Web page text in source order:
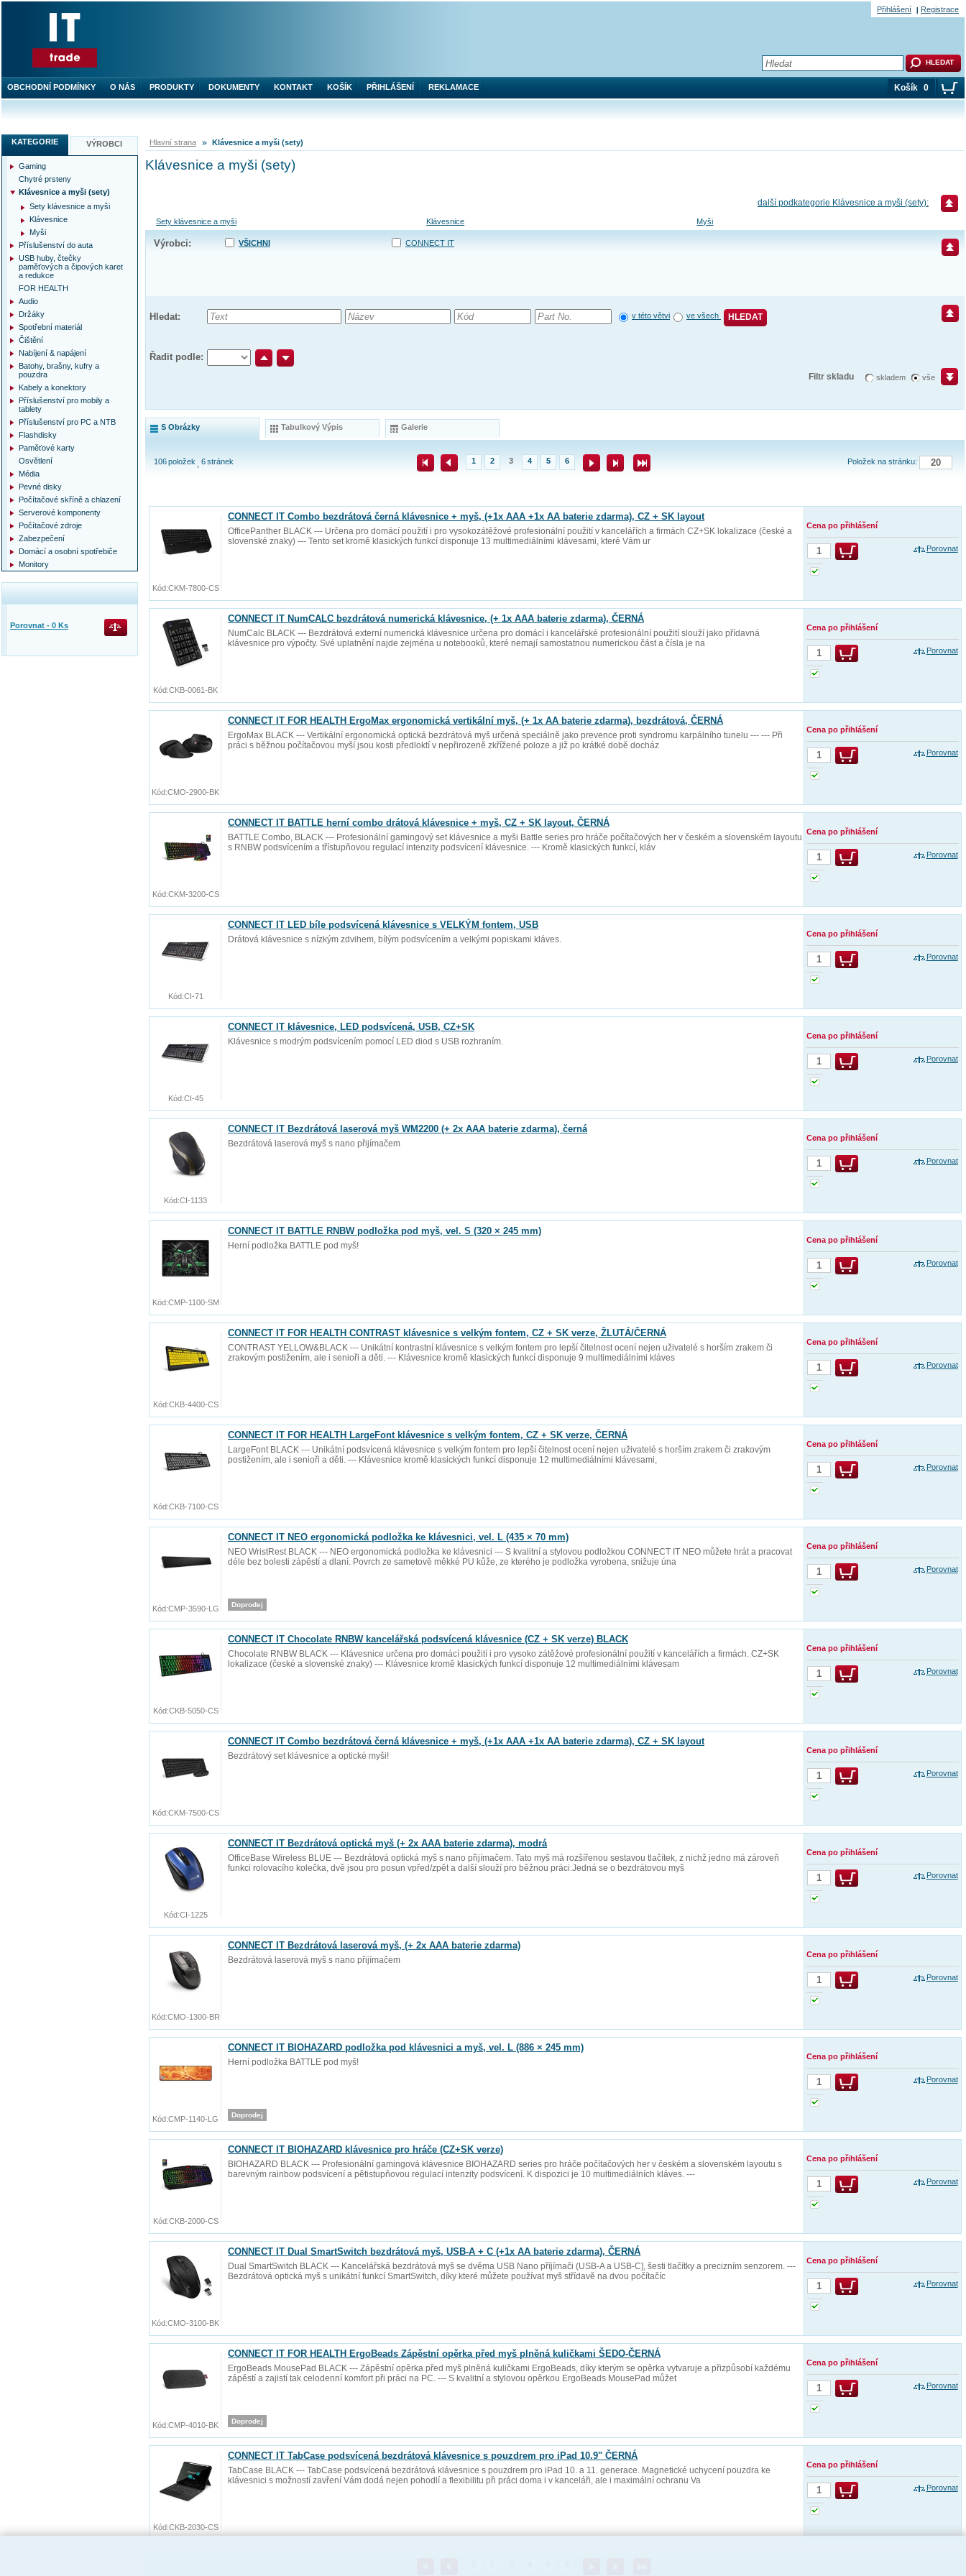
Hlavní strana Klávesnice a myši (sety)
Klávesnice a myši (sety)
další podkategorie Klávesnice a myši (sety):
Sety klávesnice a myši Klávesnice Myši
Výrobci: VŠICHNI CONNECT IT
Hledat: v této větvi ve všech HLEDAT
Řadit podle:
Filtr skladu skladem vše
S Obrázky Tabulkový Výpis Galerie
Položek na stránku:
106položek 6stránek 1 2 3 4 5 6
CONNECT IT Combo bezdrátová černá klávesnice + myš, (+1x AAA +1x AA baterie zdarma), CZ + SK layout
OfficePanther BLACK --- Určena pro domácí použití i pro vysokozátěžové profesionální použití v kancelářích a firmách CZ+SK lokalizace (české a
slovenské znaky) --- Tento set kromě klasických funkcí disponuje 13 multimediálními klávesami, které Vám ur
Kód:CKM-7800-CS
Cena po přihlášení
Porovnat
CONNECT IT NumCALC bezdrátová numerická klávesnice, (+ 1x AAA baterie zdarma), ČERNÁ
NumCalc BLACK --- Bezdrátová externí numerická klávesnice určena pro domácí i kancelářské profesionální použití slouží jako přídavná
klávesnice pro výpočty. Své uplatnění najde zejména u notebooků, které nemají samostatnou numerickou část a čísla je na
Kód:CKB-0061-BK
Cena po přihlášení
Porovnat
CONNECT IT FOR HEALTH ErgoMax ergonomická vertikální myš, (+ 1x AA baterie zdarma), bezdrátová, ČERNÁ
ErgoMax BLACK --- Vertikální ergonomická optická bezdrátová myš určená speciálně jako prevence proti syndromu karpálního tunelu --- --- Při
práci s běžnou počítačovou myší jsou kosti předloktí v nepřirozeně zkřížené poloze a již po krátké době docház
Kód:CMO-2900-BK
Cena po přihlášení
Porovnat
CONNECT IT BATTLE herní combo drátová klávesnice + myš, CZ + SK layout, ČERNÁ
BATTLE Combo, BLACK --- Profesionální gamingový set klávesnice a myši Battle series pro hráče počítačových her v českém a slovenském layoutu
s RNBW podsvícením a třístupňovou regulací intenzity podsvícení klávesnice. --- Kromě klasických funkcí, kláv
Kód:CKM-3200-CS
Cena po přihlášení
Porovnat
CONNECT IT LED bíle podsvícená klávesnice s VELKÝM fontem, USB
Drátová klávesnice s nízkým zdvihem, bílým podsvícením a velkými popiskami kláves.
Kód:CI-71
Cena po přihlášení
Porovnat
CONNECT IT klávesnice, LED podsvícená, USB, CZ+SK
Klávesnice s modrým podsvícením pomocí LED diod s USB rozhraním.
Kód:CI-45
Cena po přihlášení
Porovnat
CONNECT IT Bezdrátová laserová myš WM2200 (+ 2x AAA baterie zdarma), černá
Bezdrátová laserová myš s nano přijímačem
Kód:CI-1133
Cena po přihlášení
Porovnat
CONNECT IT BATTLE RNBW podložka pod myš, vel. S (320 × 245 mm)
Herní podložka BATTLE pod myš!
Kód:CMP-1100-SM
Cena po přihlášení
Porovnat
CONNECT IT FOR HEALTH CONTRAST klávesnice s velkým fontem, CZ + SK verze, ŽLUTÁ/ČERNÁ
CONTRAST YELLOW&BLACK --- Unikátní kontrastní klávesnice s velkým fontem pro lepší čitelnost ocení nejen uživatelé s horším zrakem či
zrakovým postižením, ale i senioři a děti. --- Klávesnice kromě klasických funkcí disponuje 9 multimediálními kláves
Kód:CKB-4400-CS
Cena po přihlášení
Porovnat
CONNECT IT FOR HEALTH LargeFont klávesnice s velkým fontem, CZ + SK verze, ČERNÁ
LargeFont BLACK --- Unikátní podsvícená klávesnice s velkým fontem pro lepší čitelnost ocení nejen uživatelé s horším zrakem či zrakovým
postižením, ale i senioři a děti. --- Klávesnice kromě klasických funkcí disponuje 12 multimediálními klávesami,
Kód:CKB-7100-CS
Cena po přihlášení
Porovnat
CONNECT IT NEO ergonomická podložka ke klávesnici, vel. L (435 × 70 mm)
NEO WristRest BLACK --- NEO ergonomická podložka ke klávesnici --- S kvalitní a stylovou podložkou CONNECT IT NEO můžete hrát a pracovat
déle bez bolesti zápěstí a dlaní. Povrch ze sametově měkké PU kůže, ze kterého je podložka vyrobena, snižuje úna
Doprodej
Kód:CMP-3590-LG
Cena po přihlášení
Porovnat
CONNECT IT Chocolate RNBW kancelářská podsvícená klávesnice (CZ + SK verze) BLACK
Chocolate RNBW BLACK --- Klávesnice určena pro domácí použití i pro vysoko zátěžové profesionální použití v kancelářích a firmách. CZ+SK
lokalizace (české a slovenské znaky) --- Klávesnice kromě klasických funkcí disponuje 12 multimediálními klávesam
Kód:CKB-5050-CS
Cena po přihlášení
Porovnat
CONNECT IT Combo bezdrátová černá klávesnice + myš, (+1x AAA +1x AA baterie zdarma), CZ + SK layout
Bezdrátový set klávesnice a optické myši!
Kód:CKM-7500-CS
Cena po přihlášení
Porovnat
CONNECT IT Bezdrátová optická myš (+ 2x AAA baterie zdarma), modrá
OfficeBase Wireless BLUE --- Bezdrátová optická myš s nano přijímačem. Tato myš má rozšířenou sestavou tlačítek, z nichž jedno má zároveň
funkci rolovacího kolečka, dvě jsou pro posun vpřed/zpět a další slouží pro běžnou práci.Jedná se o bezdrátovou myš
Kód:CI-1225
Cena po přihlášení
Porovnat
CONNECT IT Bezdrátová laserová myš, (+ 2x AAA baterie zdarma)
Bezdrátová laserová myš s nano přijímačem
Kód:CMO-1300-BR
Cena po přihlášení
Porovnat
CONNECT IT BIOHAZARD podložka pod klávesnici a myš, vel. L (886 × 245 mm)
Herní podložka BATTLE pod myš!
Doprodej
Kód:CMP-1140-LG
Cena po přihlášení
Porovnat
CONNECT IT BIOHAZARD klávesnice pro hráče (CZ+SK verze)
BIOHAZARD BLACK --- Profesionální gamingová klávesnice BIOHAZARD series pro hráče počítačových her v českém a slovenském layoutu s
barevným rainbow podsvícení a pětistupňovou regulací intenzity podsvícení. K dispozici je 10 multimediálních kláves. ---
Kód:CKB-2000-CS
Cena po přihlášení
Porovnat
CONNECT IT Dual SmartSwitch bezdrátová myš, USB-A + C (+1x AA baterie zdarma), ČERNÁ
Dual SmartSwitch BLACK --- Kancelářská bezdrátová myš se dvěma USB Nano příjímači (USB-A a USB-C], šesti tlačítky a precizním senzorem. ---
Bezdrátová optická myš s unikátní funkcí SmartSwitch, díky které můžete používat myš střídavě na dvou počítačíc
Kód:CMO-3100-BK
Cena po přihlášení
Porovnat
CONNECT IT FOR HEALTH ErgoBeads Zápěstní opěrka před myš plněná kuličkami ŠEDO-ČERNÁ
ErgoBeads MousePad BLACK --- Zápěstní opěrka před myš plněná kuličkami ErgoBeads, díky kterým se opěrka vytvaruje a přizpůsobí každému
zápěstí a zajistí tak celodenní komfort při práci na PC. --- S kvalitní a stylovou opěrkou ErgoBeads MousePad můžet
Doprodej
Kód:CMP-4010-BK
Cena po přihlášení
Porovnat
CONNECT IT TabCase podsvícená bezdrátová klávesnice s pouzdrem pro iPad 10.9" ČERNÁ
TabCase BLACK --- TabCase podsvícená bezdrátová klávesnice s pouzdrem pro iPad 10. a 11. generace. Magnetické uchycení pouzdra ke
klávesnici s možností zavření Vám dodá nejen pohodlí a flexibilitu při práci doma i v kanceláři, ale i maximální ochranu Va
Kód:CKB-2030-CS
Cena po přihlášení
Porovnat
KATEGORIE VÝROBCI
Gaming
Chytré prsteny
Klávesnice a myši (sety)
Sety klávesnice a myši
Klávesnice
Myši
Příslušenství do auta
USB huby, čtečky
paměťových a čipových karet
a redukce
FOR HEALTH
Audio
Držáky
Spotřební materiál
Čištění
Nabíjení & napájení
Batohy, brašny, kufry a
pouzdra
Kabely a konektory
Příslušenství pro mobily a
tablety
Příslušenství pro PC a NTB
Flashdisky
Paměťové karty
Osvětlení
Média
Pevné disky
Počítačové skříně a chlazení
Serverové komponenty
Počítačové zdroje
Zabezpečení
Domácí a osobní spotřebiče
Monitory
Porovnat - 0 Ks
OBCHODNÍ PODMÍNKY O NÁS PRODUKTY DOKUMENTY KONTAKT KOŠÍK PŘIHLÁŠENÍ REKLAMACE Košík 0
Přihlášení Registrace